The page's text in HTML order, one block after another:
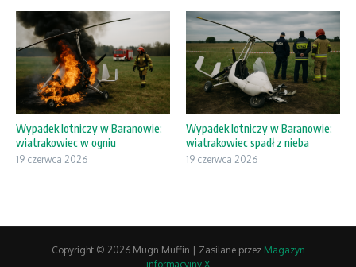
Wypadek lotniczy w Baranowie:
wiatrakowiec w ogniu
19 czerwca 2026
Wypadek lotniczy w Baranowie:
wiatrakowiec spadł z nieba
19 czerwca 2026
Copyright © 2026 Mugn Muffin | Zasilane przez Magazyn
informacyjny X